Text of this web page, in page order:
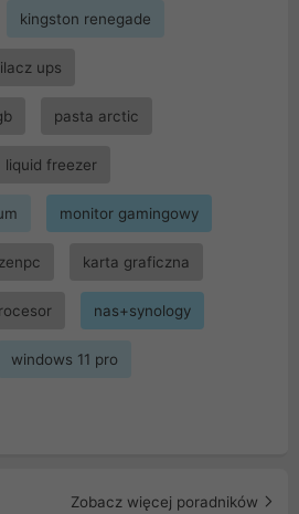
kingston renegade
ups
pasta arctic
liquid freezer
monitor gamingowy
karta graficzna
nas+synology
windows 11 pro
Zobacz więcej poradników